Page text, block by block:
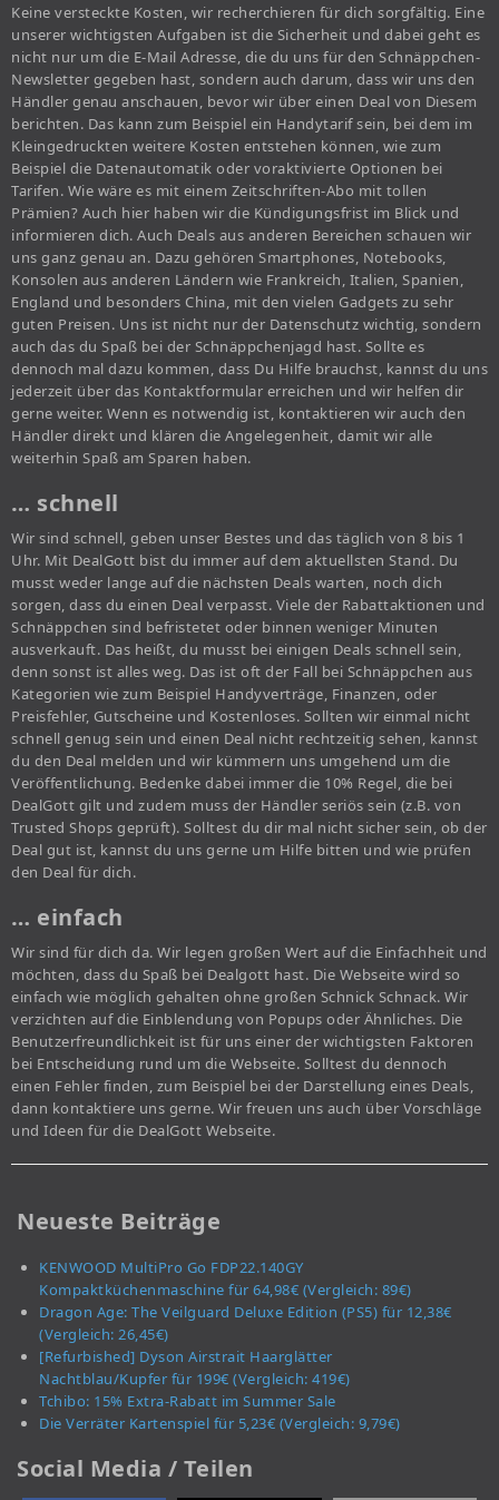
Keine versteckte Kosten, wir recherchieren für dich sorgfältig. Eine
unserer wichtigsten Aufgaben ist die Sicherheit und dabei geht es
nicht nur um die E-Mail Adresse, die du uns für den Schnäppchen-
Newsletter gegeben hast, sondern auch darum, dass wir uns den
Händler genau anschauen, bevor wir über einen Deal von Diesem
berichten. Das kann zum Beispiel ein Handytarif sein, bei dem im
Kleingedruckten weitere Kosten entstehen können, wie zum
Beispiel die Datenautomatik oder voraktivierte Optionen bei
Tarifen. Wie wäre es mit einem Zeitschriften-Abo mit tollen
Prämien? Auch hier haben wir die Kündigungsfrist im Blick und
informieren dich. Auch Deals aus anderen Bereichen schauen wir
uns ganz genau an. Dazu gehören Smartphones, Notebooks,
Konsolen aus anderen Ländern wie Frankreich, Italien, Spanien,
England und besonders China, mit den vielen Gadgets zu sehr
guten Preisen. Uns ist nicht nur der Datenschutz wichtig, sondern
auch das du Spaß bei der Schnäppchenjagd hast. Sollte es
dennoch mal dazu kommen, dass Du Hilfe brauchst, kannst du uns
jederzeit über das Kontaktformular erreichen und wir helfen dir
gerne weiter. Wenn es notwendig ist, kontaktieren wir auch den
Händler direkt und klären die Angelegenheit, damit wir alle
weiterhin Spaß am Sparen haben.
… schnell
Wir sind schnell, geben unser Bestes und das täglich von 8 bis 1
Uhr. Mit DealGott bist du immer auf dem aktuellsten Stand. Du
musst weder lange auf die nächsten Deals warten, noch dich
sorgen, dass du einen Deal verpasst. Viele der Rabattaktionen und
Schnäppchen sind befristetet oder binnen weniger Minuten
ausverkauft. Das heißt, du musst bei einigen Deals schnell sein,
denn sonst ist alles weg. Das ist oft der Fall bei Schnäppchen aus
Kategorien wie zum Beispiel Handyverträge, Finanzen, oder
Preisfehler, Gutscheine und Kostenloses. Sollten wir einmal nicht
schnell genug sein und einen Deal nicht rechtzeitig sehen, kannst
du den Deal melden und wir kümmern uns umgehend um die
Veröffentlichung. Bedenke dabei immer die 10% Regel, die bei
DealGott gilt und zudem muss der Händler seriös sein (z.B. von
Trusted Shops geprüft). Solltest du dir mal nicht sicher sein, ob der
Deal gut ist, kannst du uns gerne um Hilfe bitten und wie prüfen
den Deal für dich.
… einfach
Wir sind für dich da. Wir legen großen Wert auf die Einfachheit und
möchten, dass du Spaß bei Dealgott hast. Die Webseite wird so
einfach wie möglich gehalten ohne großen Schnick Schnack. Wir
verzichten auf die Einblendung von Popups oder Ähnliches. Die
Benutzerfreundlichkeit ist für uns einer der wichtigsten Faktoren
bei Entscheidung rund um die Webseite. Solltest du dennoch
einen Fehler finden, zum Beispiel bei der Darstellung eines Deals,
dann kontaktiere uns gerne. Wir freuen uns auch über Vorschläge
und Ideen für die DealGott Webseite.
Neueste Beiträge
KENWOOD MultiPro Go FDP22.140GY
Kompaktküchenmaschine für 64,98€ (Vergleich: 89€)
Dragon Age: The Veilguard Deluxe Edition (PS5) für 12,38€
(Vergleich: 26,45€)
[Refurbished] Dyson Airstrait Haarglätter
Nachtblau/Kupfer für 199€ (Vergleich: 419€)
Tchibo: 15% Extra-Rabatt im Summer Sale
Die Verräter Kartenspiel für 5,23€ (Vergleich: 9,79€)
Social Media / Teilen